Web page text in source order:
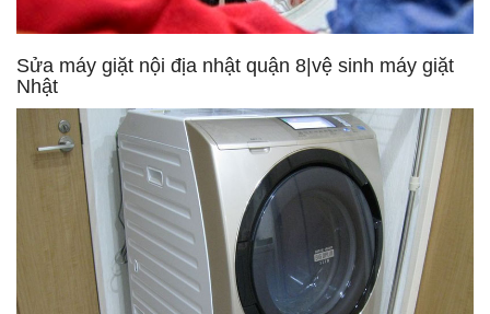
Sửa máy giặt nội địa nhật quận 8|vệ sinh máy giặt
Nhật